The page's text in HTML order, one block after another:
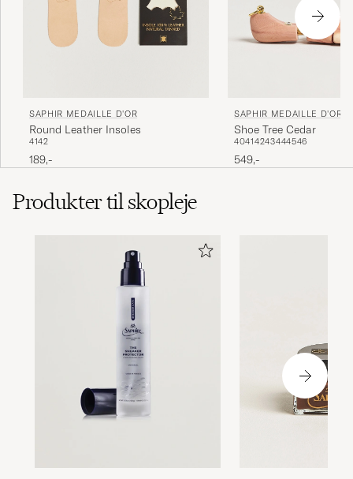
rum.
HUGO N KØBTE PÅ CAREOFCARL.SE
SAPHIR MEDAILLE D'OR
Round Leather Insoles
4142
189,-
SAPHIR MEDAILLE D'OR
Shoe Tree Cedar
40414243444546
549,-
Produkter til skopleje